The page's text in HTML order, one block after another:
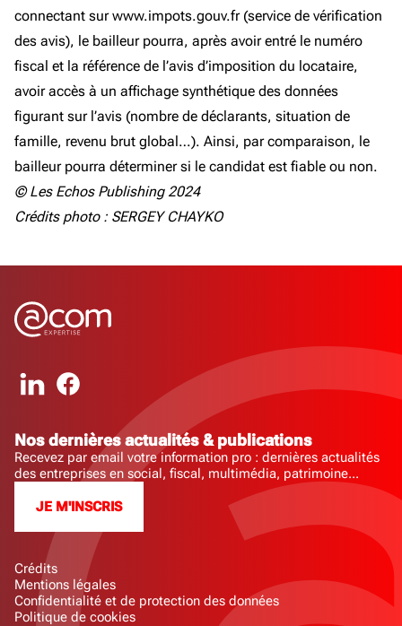
connectant sur www.impots.gouv.fr (service de vérification
des avis), le bailleur pourra, après avoir entré le numéro
fiscal et la référence de l’avis d’imposition du locataire,
avoir accès à un affichage synthétique des données
figurant sur l’avis (nombre de déclarants, situation de
famille, revenu brut global…). Ainsi, par comparaison, le
bailleur pourra déterminer si le candidat est fiable ou non.
© Les Echos Publishing 2024
Crédits photo : SERGEY CHAYKO
Crédits
Mentions légales
Confidentialité et de protection des données
Politique de cookies
Nos dernières actualités & publications
Recevez par email votre information pro : dernières actualités
des entreprises en social, fiscal, multimédia, patrimoine...
JE M'INSCRIS